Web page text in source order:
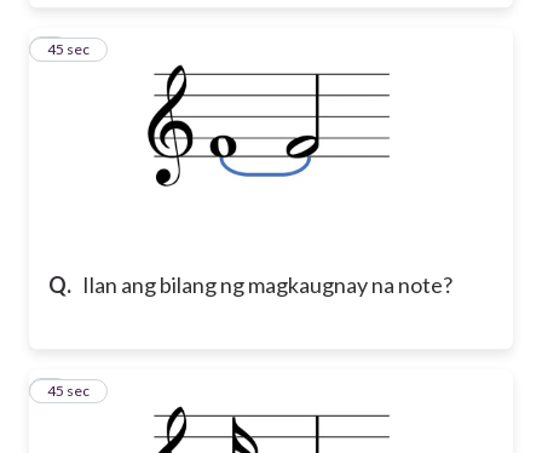
Q. Ilan ang bilang ng magkaugnay na note?
5
45 sec
6
45 sec